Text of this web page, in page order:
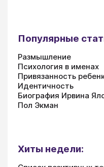
Популярные
Размышление
Психология в именах
Привязанность
Идентичность
Биография Ирвина
Пол Экман
Хиты недели: